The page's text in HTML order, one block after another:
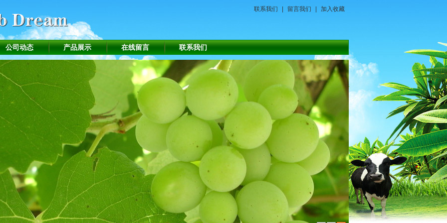
联系我们 留言我们 加入收藏
公司动态 产品展示 在线留言 联系我们